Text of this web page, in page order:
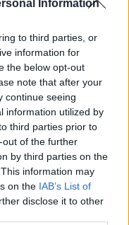
Information
to third parties, or
information for
the below opt-out
note that after your
continue seeing
information utilized by
third parties prior to
of the further
by third parties on the
information may
on the IAB’s List of
disclose it to other
έκπληξη! (από